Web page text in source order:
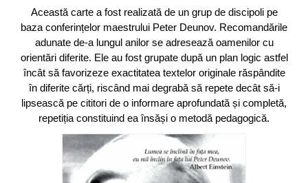
Această carte a fost realizată de un grup de discipoli pe
baza conferințelor maestrului Peter Deunov. Recomandările
adunate de-a lungul anilor se adresează oamenilor cu
orientări diferite. Ele au fost grupate după un plan logic astfel
încât să favorizeze exactitatea textelor originale răspândite
în diferite cărți, riscând mai degrabă să repete decât să-i
lipsească pe cititori de o informare aprofundată și completă,
repetiția constituind ea însăși o metodă pedagogică.